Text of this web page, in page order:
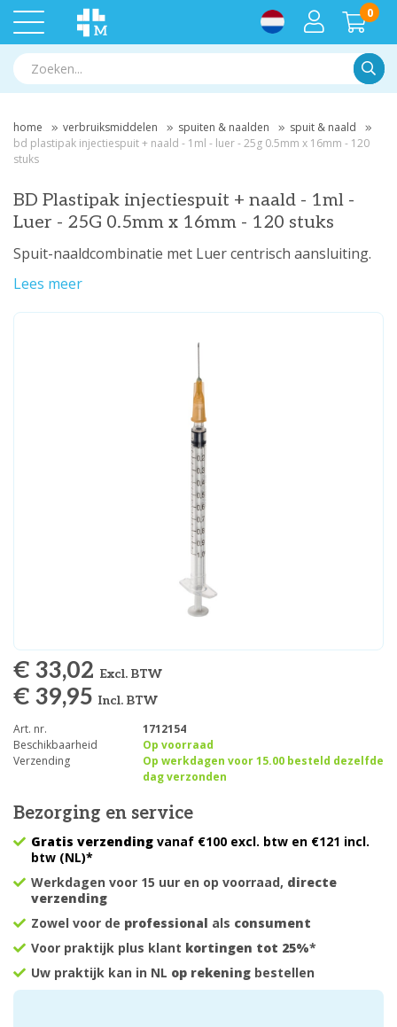
0
home verbruiksmiddelen spuiten & naalden
spuit & naald
bd plastipak injectiespuit + naald - 1ml - luer - 25g 0.5mm x 16mm - 120
stuks
BD Plastipak injectiespuit + naald - 1ml -
Luer - 25G 0.5mm x 16mm - 120 stuks
Spuit-naaldcombinatie met Luer centrisch aansluiting.
Lees meer
€ 33,02 Excl. BTW
€ 39,95 Incl. BTW
Art. nr.
1712154
Beschikbaarheid
Op voorraad
Verzending
Op werkdagen voor 15.00 besteld dezelfde
dag verzonden
Bezorging en service
Gratis verzending vanaf €100 excl. btw en €121 incl.
btw (NL)*
Werkdagen voor 15 uur en op voorraad, directe
verzending
Zowel voor de professional als consument
Voor praktijk plus klant kortingen tot 25%*
Uw praktijk kan in NL op rekening bestellen